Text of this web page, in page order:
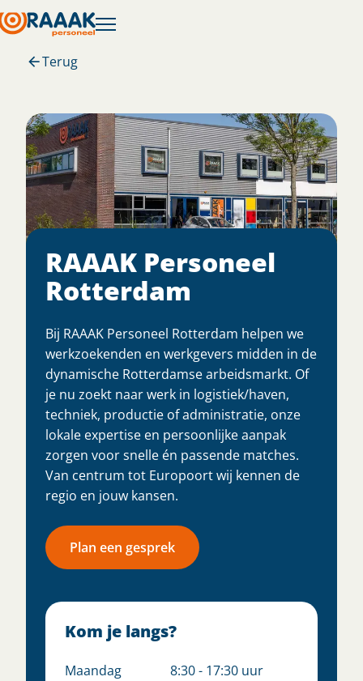
Terug
RAAAK Personeel
Rotterdam
Bij RAAAK Personeel Rotterdam helpen we
werkzoekenden en werkgevers midden in de
dynamische Rotterdamse arbeidsmarkt. Of
je nu zoekt naar werk in logistiek/haven,
techniek, productie of administratie, onze
lokale expertise en persoonlijke aanpak
zorgen voor snelle én passende matches.
Van centrum tot Europoort wij kennen de
regio en jouw kansen.
Plan een gesprek
Kom je langs?
Maandag
8:30 - 17:30 uur